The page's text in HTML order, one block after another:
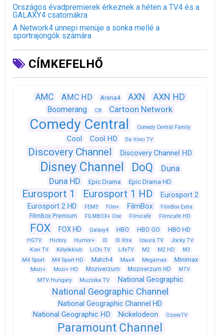
Országos évadpremierek érkeznek a héten a TV4 és a
GALAXY4 csatornákra
A Network4 ünnepi menüje a sonka mellé a
sportrajongók számára
CÍMKEFELHŐ
AMC AMC HD Arena4 AXN AXN HD
Boomerang C8 Cartoon Network
Comedy Central Comedy Central Family
Cool Cool HD Da Vinci TV
Discovery Channel Discovery Channel HD
Disney Channel DoQ
Duna
Duna HD
Epic Drama Epic Drama HD
Eurosport 1 Eurosport 1 HD
Eurosport 2
Eurosport 2 HD
FEM3 Film+ FilmBox FilmBox Extra
FilmBox Premium FILMBOX+ One Filmcafé Filmcafé HD
FOX FOX HD Galaxy4 HBO HBO GO HBO HD
HGTV History Humor+ ID ID Xtra Izaura TV
Jocky TV
Kiwi TV
Kölyökklub LiChi TV LifeTV M2 M2 HD M3
M4 Sport M4 Sport HD Match4 Max4 Megamax Minimax
Mozi+ Mozi+ HD Moziverzum Moziverzum HD
MTV
MTV Hungary
Muzsika TV National Geographic
National Geographic Channel
National Geographic Channel HD
National Geographic HD
Nickelodeon OzoneTV
Paramount Channel